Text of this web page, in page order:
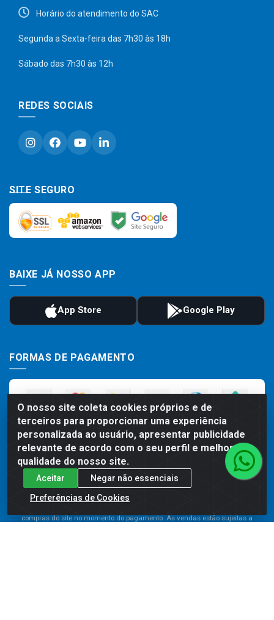
O nosso site coleta cookies próprios e de
terceiros para proporcionar uma experiência
personalizada ao usuário, apresentar publicidade
relevante de acordo com o seu perfil e melhorar a
qualidade do nosso site.
Aceitar
Negar não essenciais
Preferências de Cookies
Horário do atendimento do SAC
Segunda a Sexta-feira das 7h30 às 18h
Sábado das 7h30 às 12h
REDES SOCIAIS
SITE SEGURO
BAIXE JÁ NOSSO APP
FORMAS DE PAGAMENTO
Preços, promoções, condições de pagamento e frete são válidos para
compras realizadas exclusivamente pelo site. Caso haja divergência de
compras do site no momento do pagamento. As vendas estão sujeitas a